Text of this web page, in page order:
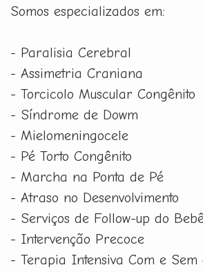
Somos especializados em:
- Paralisia Cerebral
- Assimetria Craniana
- Torcicolo Muscular Congênito
- Síndrome de Dowm
- Mielomeningocele
- Pé Torto Congênito
- Marcha na Ponta de Pé
- Atraso no Desenvolvimento
- Serviços de Follow-up do
- Intervenção Precoce
- Terapia Intensiva Com e Sem